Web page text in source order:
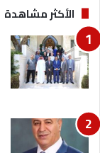
ل
أ
ر
د
ن
ي
قّ
ع
الأكثر مشاهدة